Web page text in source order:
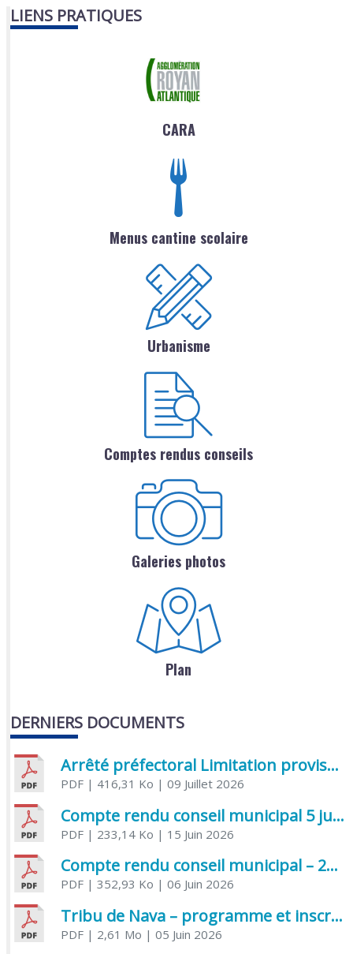
LIENS PRATIQUES
CARA
Menus cantine scolaire
Urbanisme
Comptes rendus conseils
Galeries photos
Plan
DERNIERS DOCUMENTS
Arrêté préfectoral Limitation provisoire des usages de l’eau
PDF| 416,31 Ko | 09 Juillet 2026
Compte rendu conseil municipal 5 juin 2026 sénatoriale
PDF| 233,14 Ko | 15 Juin 2026
Compte rendu conseil municipal – 21 avril 2026
PDF| 352,93 Ko | 06 Juin 2026
Tribu de Nava – programme et inscriptions été 2026
PDF| 2,61 Mo | 05 Juin 2026